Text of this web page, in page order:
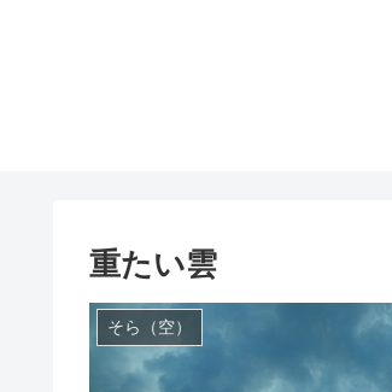
重たい雲
そら（空）